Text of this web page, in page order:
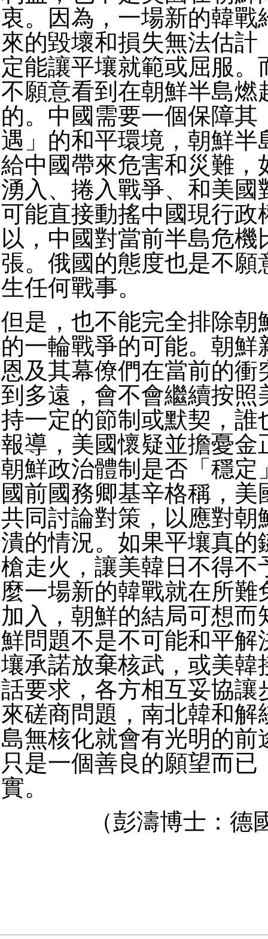
衷。因為，一場新的韓戰
來的毀壞和損失無法估計
定能讓平壤就範或屈服。
不願意看到在朝鮮半島燃
的。中國需要一個保障其
遇」的和平環境，朝鮮半
給中國帶來危害和災難，
湧入、捲入戰爭、和美國
可能直接動搖中國現行政
以，中國對當前半島危機
張。俄國的態度也是不願
生任何戰事。
但是，也不能完全排除朝
的一輪戰爭的可能。朝鮮
恩及其幕僚們在當前的衝
到多遠，會不會繼續按照
持一定的節制或默契，誰
報導，美國懷疑並擔憂金
朝鮮政治體制是否「穩定
國前國務卿基辛格稱，美
共同討論對策，以應對朝
潰的情況。如果平壤真的
槍走火，讓美韓日不得不
麼一場新的韓戰就在所難
加入，朝鮮的結局可想而
鮮問題不是不可能和平解
壤承諾放棄核武，或美韓
話要求，各方相互妥協讓
來磋商問題，南北韓和解
島無核化就會有光明的前
只是一個善良的願望而已
實。
（彭濤博士：德